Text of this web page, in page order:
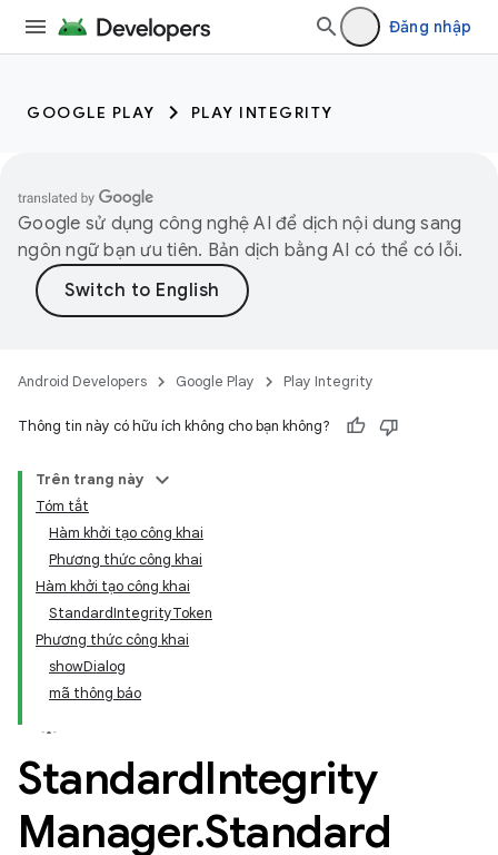
Đăng nhập
GOOGLE PLAY PLAY INTEGRITY
Google sử dụng công nghệ AI để dịch nội dung sang
ngôn ngữ bạn ưu tiên. Bản dịch bằng AI có thể có lỗi.
Android Developers Google Play Play Integrity
Thông tin này có hữu ích không cho bạn không?
Trên trang này
Tóm tắt
Hàm khởi tạo công khai
Phương thức công khai
Hàm khởi tạo công khai
StandardIntegrityToken
Phương thức công khai
showDialog
mã thông báo
StandardIntegrity
Manager.Standard